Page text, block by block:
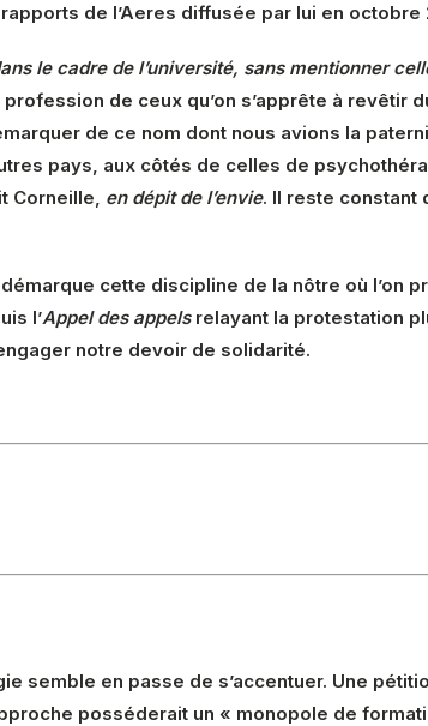
de l’Aeres diffusée par lui en octobre
le cadre de l’université, sans mentionner
de ceux qu’on s’apprête à revêtir
de ce nom dont nous avions la
pays, aux côtés de celles de
Corneille, en dépit de l’envie. Il reste constant
cette discipline de la nôtre où l’on
l’Appel des appelsrelayant la protestation
notre devoir de solidarité.
semble en passe de s’accentuer. Une
posséderait un « monopole de